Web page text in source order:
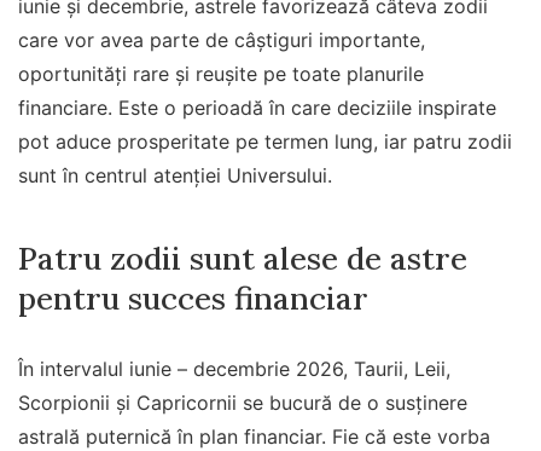
iunie și decembrie, astrele favorizează câteva zodii
care vor avea parte de câștiguri importante,
oportunități rare și reușite pe toate planurile
financiare. Este o perioadă în care deciziile inspirate
pot aduce prosperitate pe termen lung, iar patru zodii
sunt în centrul atenției Universului.
Patru zodii sunt alese de astre
pentru succes financiar
În intervalul iunie – decembrie 2026, Taurii, Leii,
Scorpionii și Capricornii se bucură de o susținere
astrală puternică în plan financiar. Fie că este vorba